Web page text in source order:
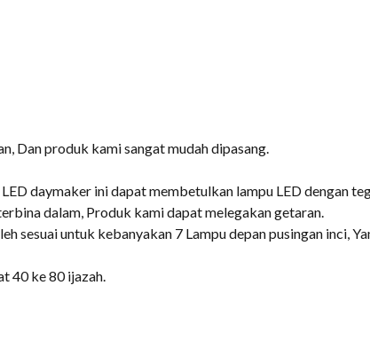
Dan produk kami sangat mudah dipasang.
daymaker ini dapat membetulkan lampu LED dengan
dalam, Produk kami dapat melegakan getaran.
sesuai untuk kebanyakan 7 Lampu depan pusingan inci,
40 ke 80 ijazah.